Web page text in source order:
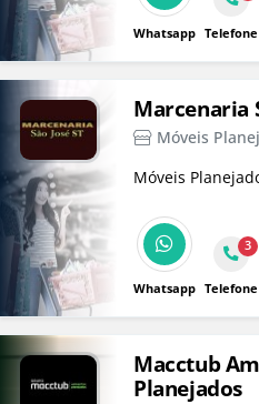
Whatsapp Telefone
Marcenaria
Móveis
Móveis
Whatsapp
3
Telefone
Macctub
Planejados